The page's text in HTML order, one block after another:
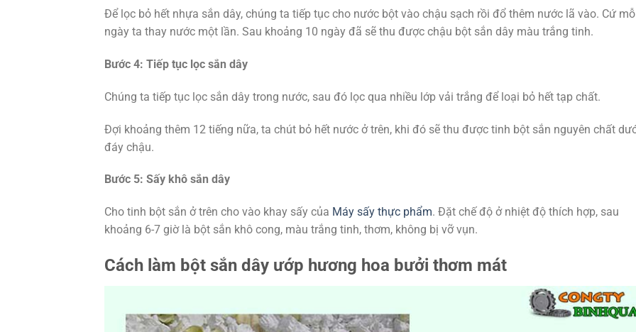
Để lọc bỏ hết nhựa sắn dây, chúng ta tiếp tục cho nước bột vào chậu sạch rồi đổ thêm nước lã vào. Cứ
ngày ta thay nước một lần. Sau khoảng 10 ngày đã sẽ thu được chậu bột sắn dây màu trắng tinh.
Bước 4: Tiếp tục lọc sắn dây
Chúng ta tiếp tục lọc sắn dây trong nước, sau đó lọc qua nhiều lớp vải trắng để loại bỏ hết tạp chất.
Đợi khoảng thêm 12 tiếng nữa, ta chút bỏ hết nước ở trên, khi đó sẽ thu được tinh bột sắn nguyên chất
đáy chậu.
Bước 5: Sấy khô sắn dây
Cho tinh bột sắn ở trên cho vào khay sấy của Máy sấy thực phẩm. Đặt chế độ ở nhiệt độ thích hợp, sau
khoảng 6-7 giờ là bột sắn khô cong, màu trắng tinh, thơm, không bị vỡ vụn.
Cách làm bột sắn dây ướp hương hoa bưởi thơm mát